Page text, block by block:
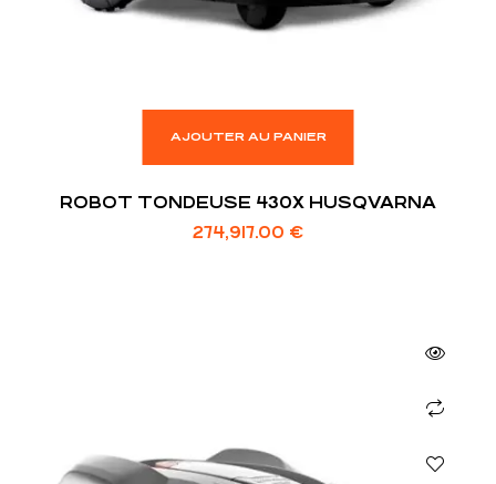
AJOUTER AU PANIER
ROBOT TONDEUSE 430X HUSQVARNA
274,917.00 €